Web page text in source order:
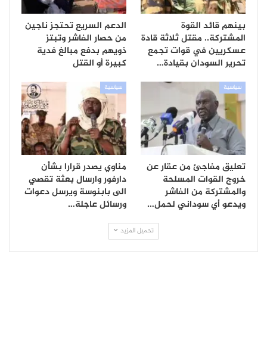
بينهم قائد القوة
المشتركة.. مقتل ثلاثة قادة
عسكريين في قوات تجمع
تحرير السودان بقيادة…
الدعم السريع تحتجز ناجين
من حصار الفاشر وتبتز
ذويهم بدفع مبالغ فدية
كبيرة أو القتل
سياسية
تعليق مفاجئ من عقار عن
خروج القوات المسلحة
والمشتركة من الفاشر
ويدعو أي سوداني لحمل…
سياسية
مناوي يصدر قرارا بشأن
دارفور وارسال بعثة تقصي
الى بابنوسة ويرسل دعوات
ورسائل عاجلة…
تحميل المزيد